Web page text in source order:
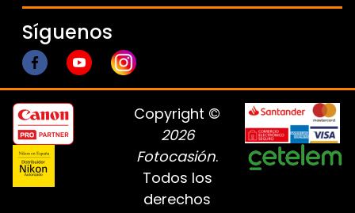
Síguenos
Copyright ©
2026
Fotocasión.
Todos los
derechos